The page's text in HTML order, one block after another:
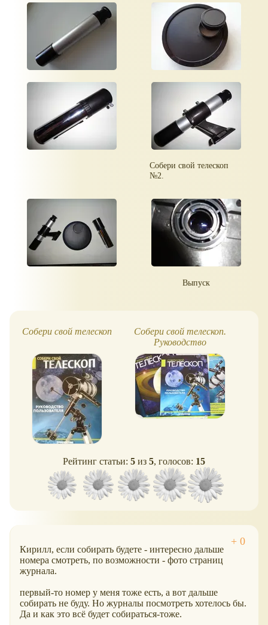
Собери свой телескоп
№2.
Выпуск
Собери свой телескоп
Собери свой телескоп.
Руководство
пользователя
Рейтинг статьи: 5 из 5, голосов: 15
Кирилл, если собирать будете - интересно дальше
номера смотреть, по возможности - фото страниц
журнала.
первый-то номер у меня тоже есть, а вот дальше
собирать не буду. Но журналы посмотреть хотелось бы.
Да и как это всё будет собираться-тоже.